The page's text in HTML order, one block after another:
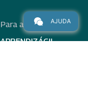
Para alunos
APRENDIZÁGIL
AJUDA